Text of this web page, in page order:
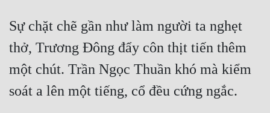
Sự chặt chẽ gần như làm người ta nghẹt
thở, Trương Đông đẩy côn thịt tiến thêm
một chút. Trần Ngọc Thuần khó mà kiểm